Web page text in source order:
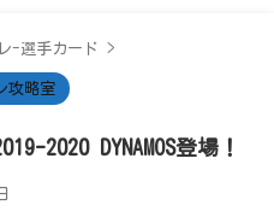
-選手カード >
攻略室
2020 DYNAMOS登場！